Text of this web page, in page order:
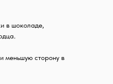
в шоколаде,
меньшую сторону в